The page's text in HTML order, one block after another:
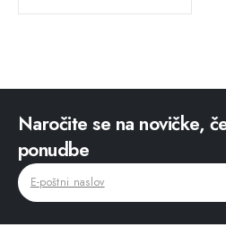
Naročite se na novičke,
ponudbe